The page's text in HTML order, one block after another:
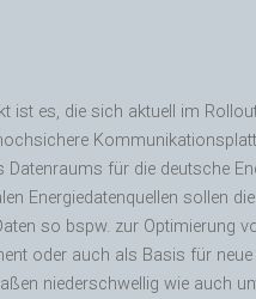
ist es, die sich aktuell im
Datenraums für die deutsche
Energiedatenquellen sollen
so bspw. zur Optimierung
oder auch als Basis für
niederschwellig wie auch